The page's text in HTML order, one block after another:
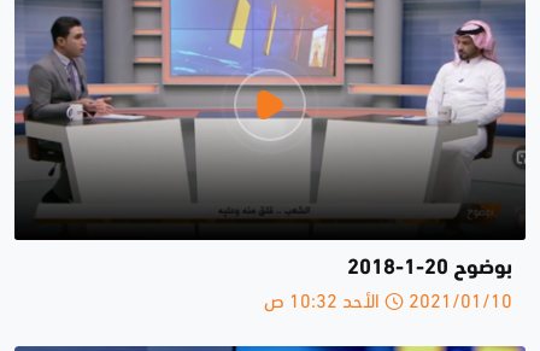
بوضوح 20-1-2018
2021/01/10 الأحد 10:32 ص